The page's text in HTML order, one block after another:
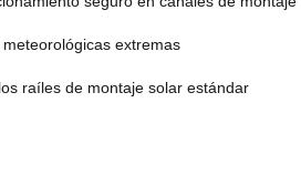
extremas
raíles de montaje solar estándar